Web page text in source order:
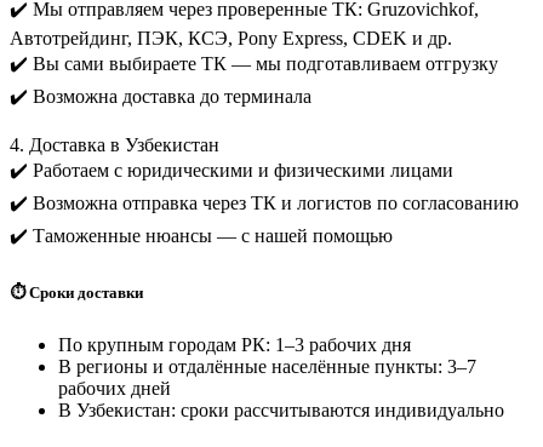
✔️ Мы отправляем через проверенные ТК: Gruzovichkof,
Автотрейдинг, ПЭК, КСЭ, Pony Express, CDEK и др.
✔️ Вы сами выбираете ТК — мы подготавливаем отгрузку
✔️ Возможна доставка до терминала
4. Доставка в Узбекистан
✔️ Работаем с юридическими и физическими лицами
✔️ Возможна отправка через ТК и логистов по согласованию
✔️ Таможенные нюансы — с нашей помощью
⏱️ Сроки доставки
По крупным городам РК: 1–3 рабочих дня
В регионы и отдалённые населённые пункты: 3–7
рабочих дней
В Узбекистан: сроки рассчитываются индивидуально